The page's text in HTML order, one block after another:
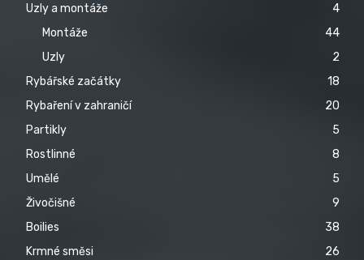
Uzly a montáže
4
Montáže
44
Uzly
2
Rybářské začátky
18
Rybaření v zahraničí
20
Partikly
5
Rostlinné
8
Umělé
5
Živočišné
9
Boilies
38
Krmné směsi
26